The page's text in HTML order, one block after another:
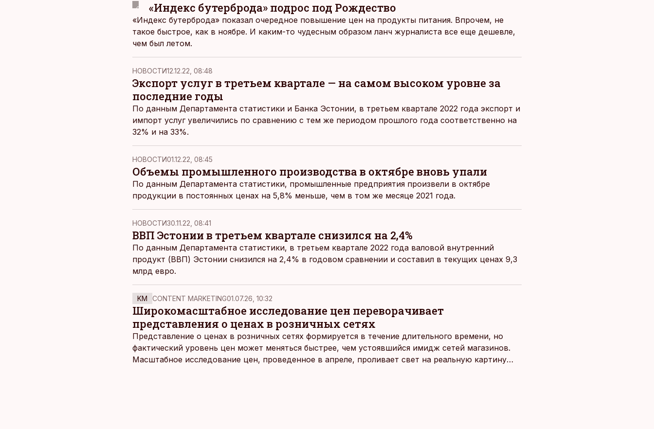
«Индекс бутерброда» подрос под Рождество
«Индекс бутерброда» показал очередное повышение цен на продукты питания. Впрочем, не
такое быстрое, как в ноябре. И каким-то чудесным образом ланч журналиста все еще дешевле,
чем был летом.
НОВОСТИ12.12.22, 08:48
Экспорт услуг в третьем квартале — на самом высоком уровне за
последние годы
По данным Департамента статистики и Банка Эстонии, в третьем квартале 2022 года экспорт и
импорт услуг увеличились по сравнению с тем же периодом прошлого года соответственно на
32% и на 33%.
НОВОСТИ01.12.22, 08:45
Объемы промышленного производства в октябре вновь упали
По данным Департамента статистики, промышленные предприятия произвели в октябре
продукции в постоянных ценах на 5,8% меньше, чем в том же месяце 2021 года.
НОВОСТИ30.11.22, 08:41
ВВП Эстонии в третьем квартале снизился на 2,4%
По данным Департамента статистики, в третьем квартале 2022 года валовой внутренний
продукт (ВВП) Эстонии снизился на 2,4% в годовом сравнении и составил в текущих ценах 9,3
млрд евро.
KM CONTENT MARKETING01.07.26, 10:32
Широкомасштабное исследование цен переворачивает
представления о ценах в розничных сетях
Представление о ценах в розничных сетях формируется в течение длительного времени, но
фактический уровень цен может меняться быстрее, чем устоявшийся имидж сетей магазинов.
Масштабное исследование цен, проведенное в апреле, проливает свет на реальную картину